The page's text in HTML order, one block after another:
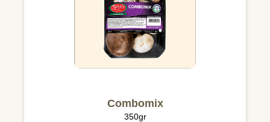
Combomix
350gr